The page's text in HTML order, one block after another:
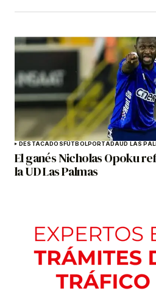
DESTACADOS FÚTBOLPORTADAUD LAS
El ganés Nicholas Opoku
la UD Las Palmas